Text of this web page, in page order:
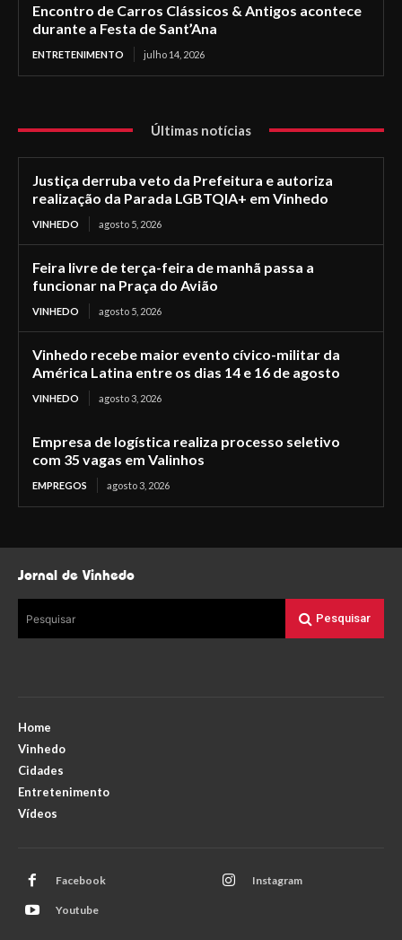
Encontro de Carros Clássicos & Antigos acontece
durante a Festa de Sant’Ana
ENTRETENIMENTO julho 14, 2026
Últimas notícias
Justiça derruba veto da Prefeitura e autoriza
realização da Parada LGBTQIA+ em Vinhedo
VINHEDO agosto 5, 2026
Feira livre de terça-feira de manhã passa a
funcionar na Praça do Avião
VINHEDO agosto 5, 2026
Vinhedo recebe maior evento cívico-militar da
América Latina entre os dias 14 e 16 de agosto
VINHEDO agosto 3, 2026
Empresa de logística realiza processo seletivo
com 35 vagas em Valinhos
EMPREGOS agosto 3, 2026
Jornal de Vinhedo
Pesquisar Pesquisar
Home
Vinhedo
Cidades
Entretenimento
Vídeos
Facebook Instagram
Youtube